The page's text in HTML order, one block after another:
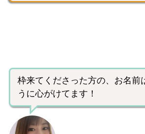
枠来てくださった方の、お名前
うに心がけてます！